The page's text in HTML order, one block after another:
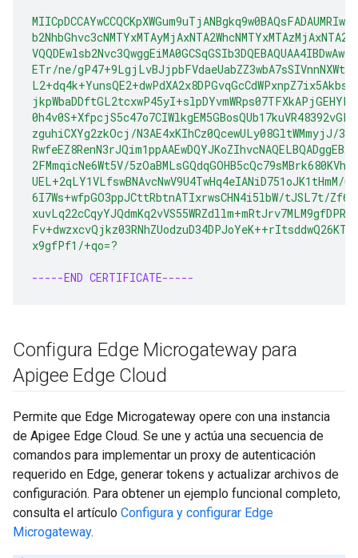
ETr/ne/
zguhiCXYg2zkOcj/N3AE4xKIhCz0QcewULy08GltWMmyjJ/
2FMmqicNe6Wt5V/
UEL+2qLY1VLfswBNAvcNwV9U4TwHq4eIANiD751oJK1tHmM/
6I7Ws+wfpGO3ppJCttRbtnATIxrwsCHN4i5lbW/tJSL7t/
x9gfPf1/+qo=?
-----END CERTIFICATE-----
Configura Edge Microgateway para
Apigee Edge Cloud
Permite que Edge Microgateway opere con una instancia
de Apigee Edge Cloud. Se une y actúa una secuencia de
comandos para implementar un proxy de autenticación
requerido en Edge, generar tokens y actualizar archivos de
configuración. Para obtener un ejemplo funcional completo,
consulta el artículo Configura y configurar Edge
Microgateway.